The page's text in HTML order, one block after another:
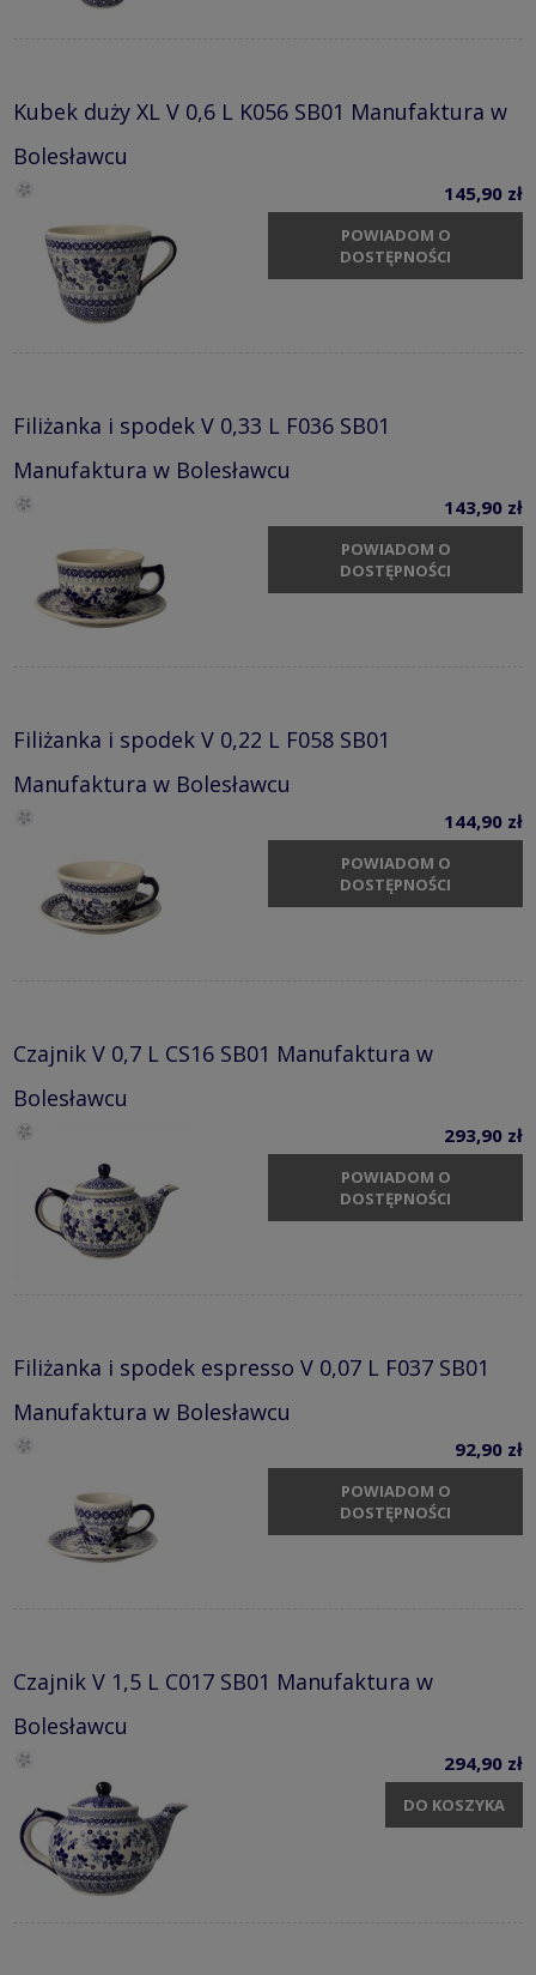
Kubek duży XL V 0,6 L K056 SB01 Manufaktura w
Bolesławcu
145,90 zł
POWIADOM O
DOSTĘPNOŚCI
Filiżanka i spodek V 0,33 L F036 SB01
Manufaktura w Bolesławcu
143,90 zł
POWIADOM O
DOSTĘPNOŚCI
Filiżanka i spodek V 0,22 L F058 SB01
Manufaktura w Bolesławcu
144,90 zł
POWIADOM O
DOSTĘPNOŚCI
Czajnik V 0,7 L CS16 SB01 Manufaktura w
Bolesławcu
293,90 zł
POWIADOM O
DOSTĘPNOŚCI
Filiżanka i spodek espresso V 0,07 L F037 SB01
Manufaktura w Bolesławcu
92,90 zł
POWIADOM O
DOSTĘPNOŚCI
Czajnik V 1,5 L C017 SB01 Manufaktura w
Bolesławcu
294,90 zł
DO KOSZYKA